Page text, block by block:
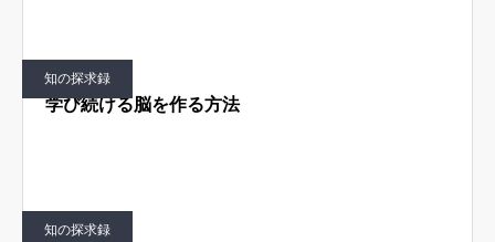
知の探求録
学び続ける脳を作る方法
知の探求録